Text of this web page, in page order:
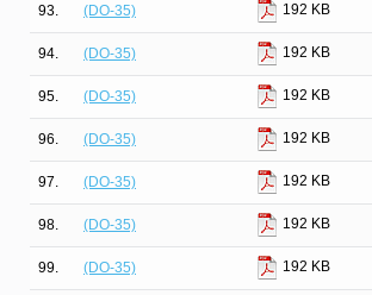
93. (DO-35) 192 KB
94. (DO-35) 192 KB
95. (DO-35) 192 KB
96. (DO-35) 192 KB
97. (DO-35) 192 KB
98. (DO-35) 192 KB
99. (DO-35) 192 KB